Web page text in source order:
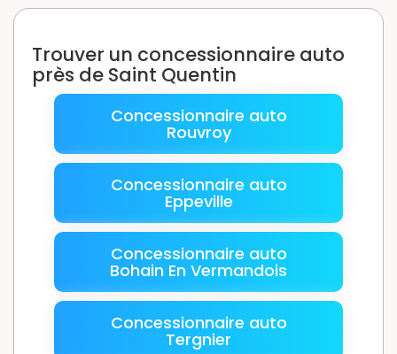
Trouver un concessionnaire auto
près de Saint Quentin
Concessionnaire auto
Rouvroy
Concessionnaire auto
Eppeville
Concessionnaire auto
Bohain En Vermandois
Concessionnaire auto
Tergnier